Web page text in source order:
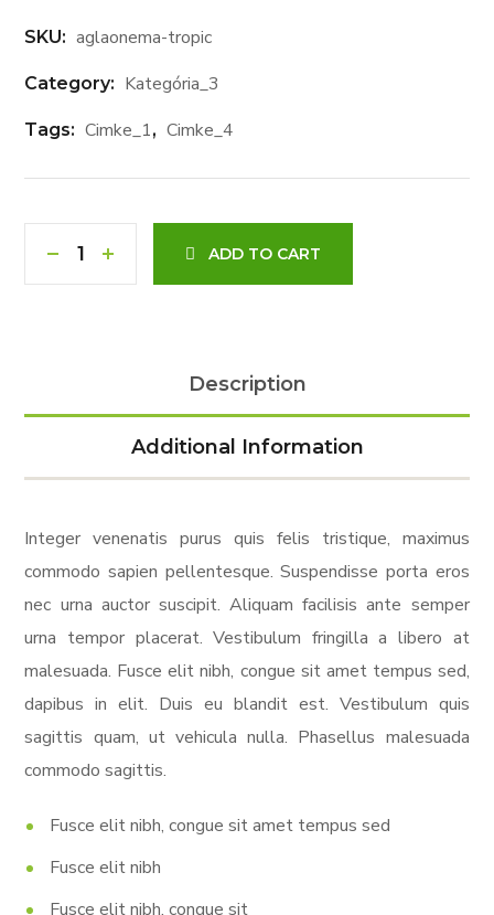
SKU: aglaonema-tropic
Category: Kategória_3
Tags: Cimke_1, Cimke_4
ADD TO CART
Description
Additional Information
Integer venenatis purus quis felis tristique, maximus
commodo sapien pellentesque. Suspendisse porta eros
nec urna auctor suscipit. Aliquam facilisis ante semper
urna tempor placerat. Vestibulum fringilla a libero at
malesuada. Fusce elit nibh, congue sit amet tempus sed,
dapibus in elit. Duis eu blandit est. Vestibulum quis
sagittis quam, ut vehicula nulla. Phasellus malesuada
commodo sagittis.
Fusce elit nibh, congue sit amet tempus sed
Fusce elit nibh
Fusce elit nibh, congue sit